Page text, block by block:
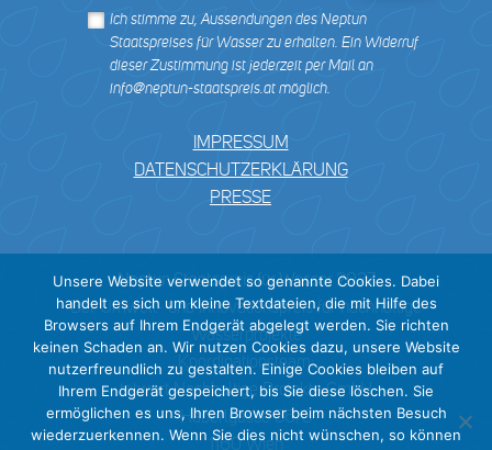
IMPRESSUM
DATENSCHUTZERKLÄRUNG
PRESSE
Neptun Staatspreis für Wasser 2027
Der Umwelt- und Innovationspreis für nachhaltige
Wasserprojekte
Koordinationsteam:
tatwort Nachhaltige Projekte GmbH
Haberlgasse 56/3
1160 Wien
Ich stimme zu, Aussendungen des Neptun
Staatspreises für Wasser zu erhalten. Ein Widerruf
dieser Zustimmung ist jederzeit per Mail an
info@neptun-staatspreis.at möglich.
Unsere Website verwendet so genannte Cookies. Dabei
handelt es sich um kleine Textdateien, die mit Hilfe des
Browsers auf Ihrem Endgerät abgelegt werden. Sie richten
keinen Schaden an. Wir nutzen Cookies dazu, unsere Website
nutzerfreundlich zu gestalten. Einige Cookies bleiben auf
Ihrem Endgerät gespeichert, bis Sie diese löschen. Sie
ermöglichen es uns, Ihren Browser beim nächsten Besuch
wiederzuerkennen. Wenn Sie dies nicht wünschen, so können